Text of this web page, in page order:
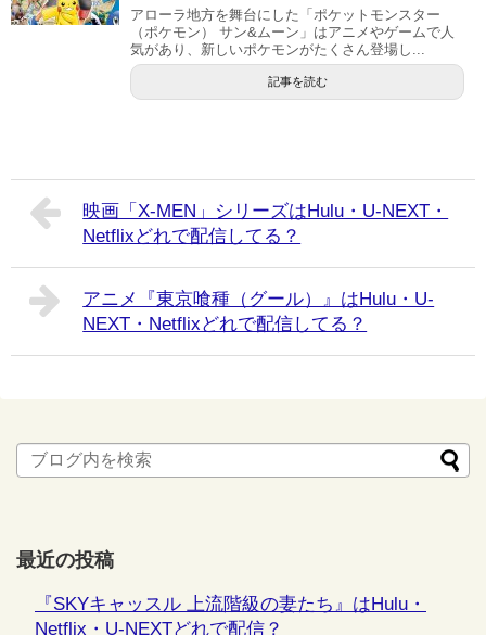
アローラ地方を舞台にした「ポケットモンスター
（ポケモン） サン&ムーン」はアニメやゲームで人
気があり、新しいポケモンがたくさん登場し...
記事を読む
映画「X-MEN」シリーズはHulu・U-NEXT・
Netflixどれで配信してる？
アニメ『東京喰種（グール）』はHulu・U-
NEXT・Netflixどれで配信してる？
最近の投稿
『SKYキャッスル 上流階級の妻たち』はHulu・
Netflix・U-NEXTどれで配信？